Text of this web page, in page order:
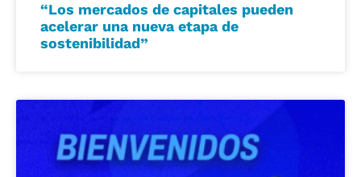
“Los mercados de capitales pueden
acelerar una nueva etapa de
sostenibilidad”